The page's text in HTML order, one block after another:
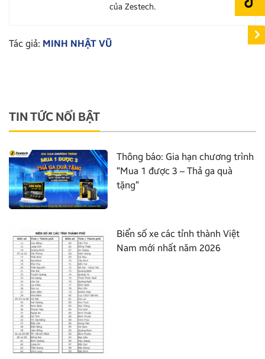
của Zestech.
Tác giả: MINH NHẬT VŨ
TIN TỨC NỔI BẬT
Thông báo: Gia hạn chương trình
“Mua 1 được 3 – Thả ga quà
tặng”
Biển số xe các tỉnh thành Việt
Nam mới nhất năm 2026